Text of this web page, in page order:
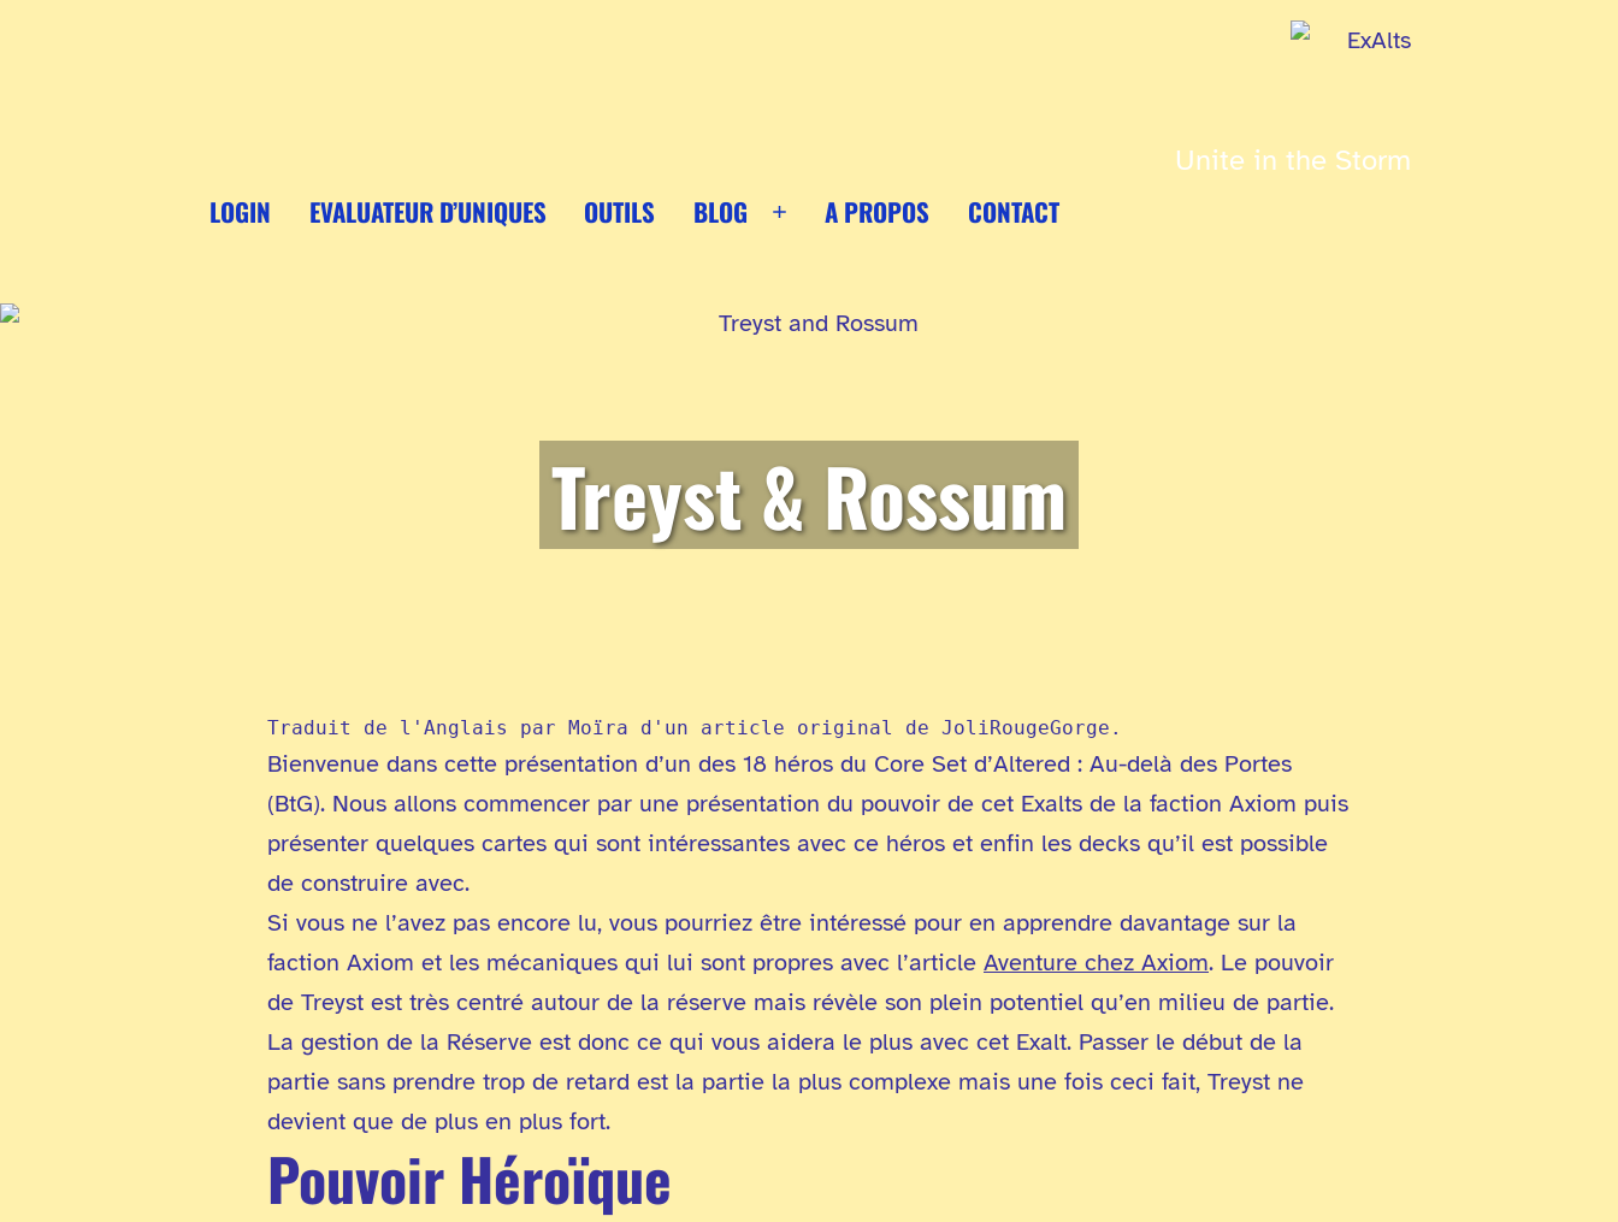
Unite in the Storm
LOGIN EVALUATEUR D’UNIQUES OUTILS BLOG
OuvrirA PROPOS CONTACT
Treyst & Rossum
Traduit de l'Anglais par Moïra d'un article original de JoliRougeGorge.
Bienvenue dans cette présentation d’un des 18 héros du Core Set d’Altered : Au-delà des Portes
(BtG). Nous allons commencer par une présentation du pouvoir de cet Exalts de la faction Axiom puis
présenter quelques cartes qui sont intéressantes avec ce héros et enfin les decks qu’il est possible
de construire avec.
Si vous ne l’avez pas encore lu, vous pourriez être intéressé pour en apprendre davantage sur la
faction Axiom et les mécaniques qui lui sont propres avec l’article Aventure chez Axiom. Le pouvoir
de Treyst est très centré autour de la réserve mais révèle son plein potentiel qu’en milieu de partie.
La gestion de la Réserve est donc ce qui vous aidera le plus avec cet Exalt. Passer le début de la
partie sans prendre trop de retard est la partie la plus complexe mais une fois ceci fait, Treyst ne
devient que de plus en plus fort.
Pouvoir Héroïque